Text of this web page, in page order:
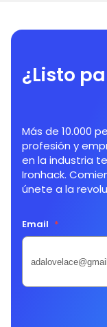
¿Listo
Más de 10.000
profesión y
en la industria
Ironhack.
únete a la
Email *